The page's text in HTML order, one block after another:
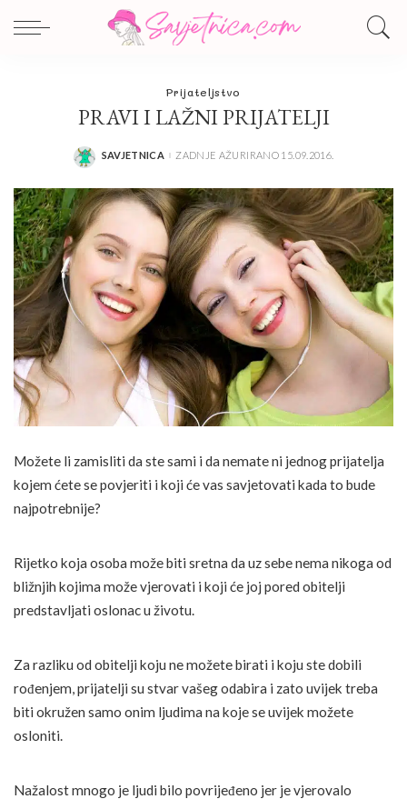
Prijateljstvo
PRAVI I LAŽNI PRIJATELJI
POSTED
SAVJETNICA ZADNJE AŽURIRANO 15.09.2016.
Možete li zamisliti da ste sami i da nemate ni jednog prijatelja
kojem ćete se povjeriti i koji će vas savjetovati kada to bude
najpotrebnije?
Rijetko koja osoba može biti sretna da uz sebe nema nikoga od
bližnjih kojima može vjerovati i koji će joj pored obitelji
predstavljati oslonac u životu.
Za razliku od obitelji koju ne možete birati i koju ste dobili
rođenjem, prijatelji su stvar vašeg odabira i zato uvijek treba
biti okružen samo onim ljudima na koje se uvijek možete
osloniti.
Nažalost mnogo je ljudi bilo povrijeđeno jer je vjerovalo